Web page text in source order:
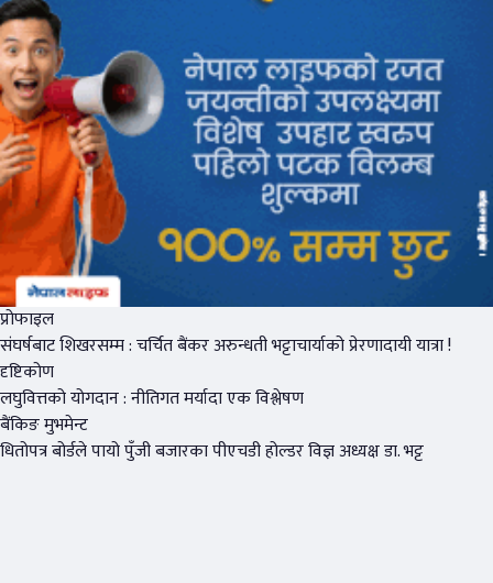
प्रोफाइल
संघर्षबाट शिखरसम्म : चर्चित बैंकर अरुन्धती भट्टाचार्याको प्रेरणादायी यात्रा !
दृष्टिकोण
लघुवित्तको योगदान : नीतिगत मर्यादा एक विश्लेषण
बैंकिङ मुभमेन्ट
धितोपत्र बोर्डले पायो पुँजी बजारका पीएचडी होल्डर विज्ञ अध्यक्ष डा. भट्ट